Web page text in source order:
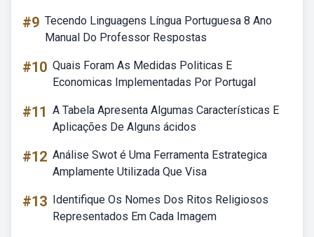
#9 Tecendo Linguagens Língua Portuguesa 8 Ano
Manual Do Professor Respostas
#10 Quais Foram As Medidas Politicas E
Economicas Implementadas Por Portugal
#11 A Tabela Apresenta Algumas Características E
Aplicações De Alguns ácidos
#12 Análise Swot é Uma Ferramenta Estrategica
Amplamente Utilizada Que Visa
#13 Identifique Os Nomes Dos Ritos Religiosos
Representados Em Cada Imagem